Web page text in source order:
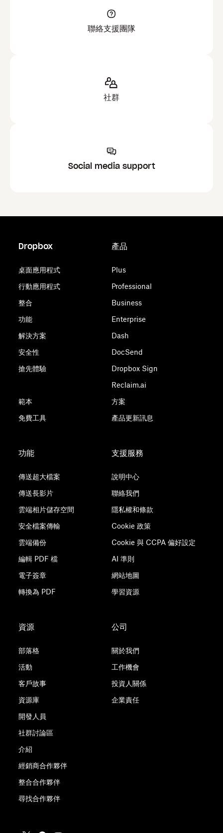
聯絡支援團隊
社群
Social media support
Dropbox
桌面應用程式
行動應用程式
整合
功能
解決方案
安全性
搶先體驗
範本
免費工具
產品
Plus
Professional
Business
Enterprise
Dash
DocSend
Dropbox Sign
Reclaim.ai
方案
產品更新訊息
功能
傳送超大檔案
傳送長影片
雲端相片儲存空間
安全檔案傳輸
雲端備份
編輯 PDF 檔
電子簽章
轉換為 PDF
支援服務
說明中心
聯絡我們
隱私權和條款
Cookie 政策
Cookie 與 CCPA 偏好設定
AI 準則
網站地圖
學習資源
資源
部落格
活動
客戶故事
資源庫
開發人員
社群討論區
介紹
經銷商合作夥伴
整合合作夥伴
尋找合作夥伴
公司
關於我們
工作機會
投資人關係
企業責任